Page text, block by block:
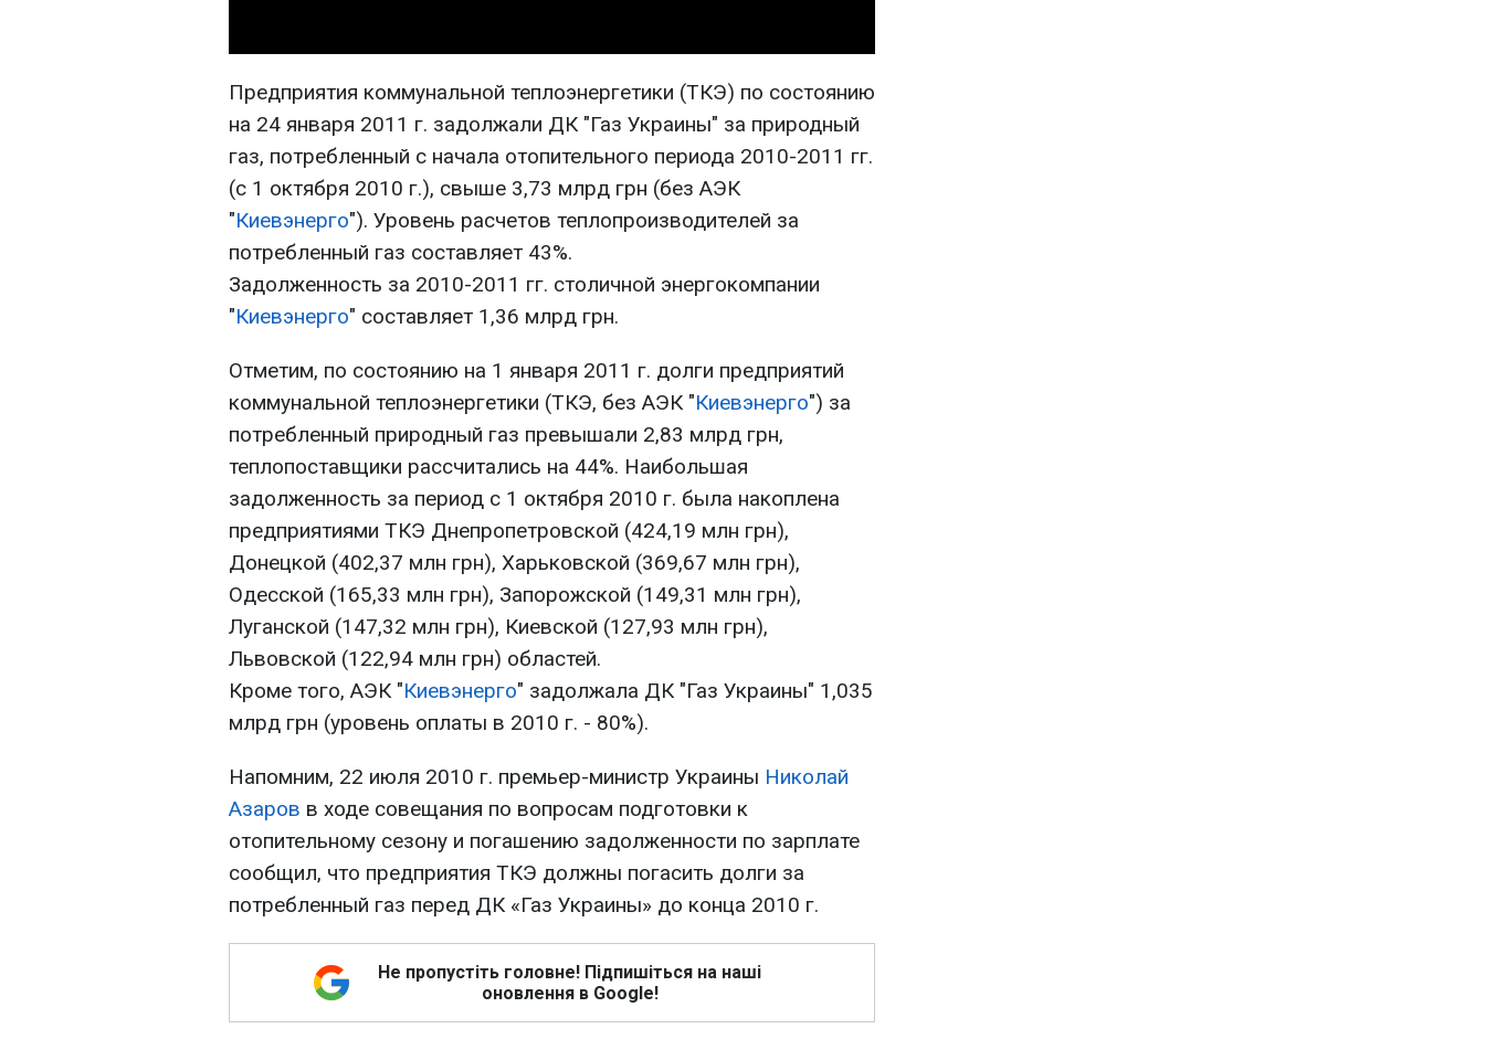
Предприятия коммунальной теплоэнергетики (ТКЭ) по состоянию
на 24 января 2011 г. задолжали ДК "Газ Украины" за природный
газ, потребленный с начала отопительного периода 2010-2011 гг.
(с 1 октября 2010 г.), свыше 3,73 млрд грн (без АЭК
"Киевэнерго"). Уровень расчетов теплопроизводителей за
потребленный газ составляет 43%.
Задолженность за 2010-2011 гг. столичной энергокомпании
"Киевэнерго" составляет 1,36 млрд грн.
Отметим, по состоянию на 1 января 2011 г. долги предприятий
коммунальной теплоэнергетики (ТКЭ, без АЭК "Киевэнерго") за
потребленный природный газ превышали 2,83 млрд грн,
теплопоставщики рассчитались на 44%. Наибольшая
задолженность за период с 1 октября 2010 г. была накоплена
предприятиями ТКЭ Днепропетровской (424,19 млн грн),
Донецкой (402,37 млн грн), Харьковской (369,67 млн грн),
Одесской (165,33 млн грн), Запорожской (149,31 млн грн),
Луганской (147,32 млн грн), Киевской (127,93 млн грн),
Львовской (122,94 млн грн) областей.
Кроме того, АЭК "Киевэнерго" задолжала ДК "Газ Украины" 1,035
млрд грн (уровень оплаты в 2010 г. - 80%).
Напомним, 22 июля 2010 г. премьер-министр Украины Николай
Азаров в ходе совещания по вопросам подготовки к
отопительному сезону и погашению задолженности по зарплате
сообщил, что предприятия ТКЭ должны погасить долги за
потребленный газ перед ДК «Газ Украины» до конца 2010 г.
Не пропустіть головне! Підпишіться на наші
оновлення в Google!